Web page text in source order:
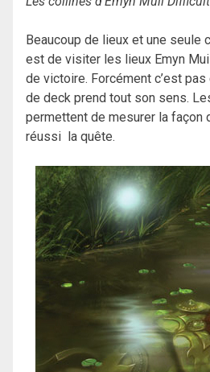
Beaucoup de lieux et une seule
est de visiter les lieux Emyn
de victoire. Forcément c’est
de deck prend tout son sens.
permettent de mesurer la façon
réussi la quête.